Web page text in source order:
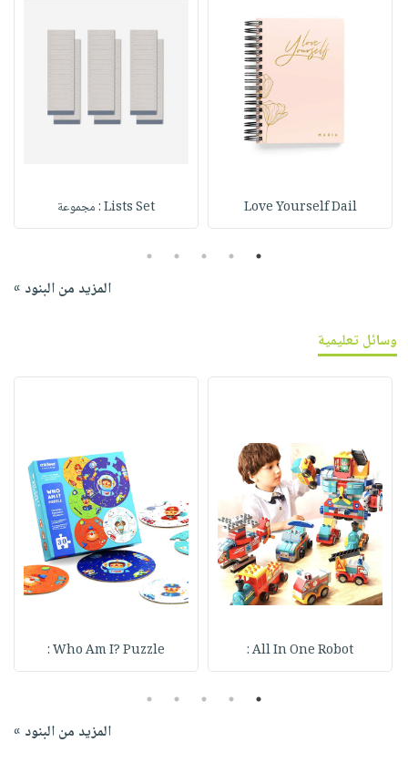
Love Yourself Dail Lists Set : مجموعة
1
2
3
4
5
المزيد من البنود »
وسائل تعليمية
All In One Robot :
Who Am I? Puzzle :
1
2
3
4
5
المزيد من البنود »